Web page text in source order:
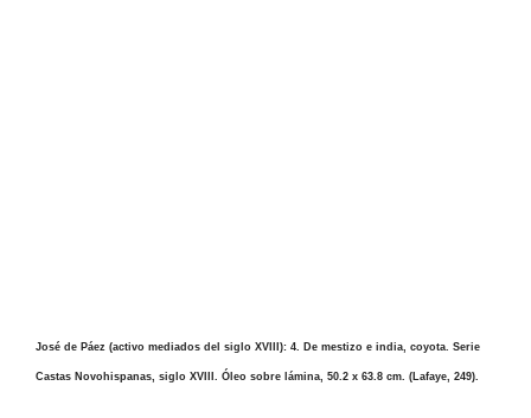
José de Páez (activo mediados del siglo XVIII): 4. De mestizo e india, coyota. Serie
Castas Novohispanas, siglo XVIII. Óleo sobre lámina, 50.2 x 63.8 cm. (Lafaye, 249).